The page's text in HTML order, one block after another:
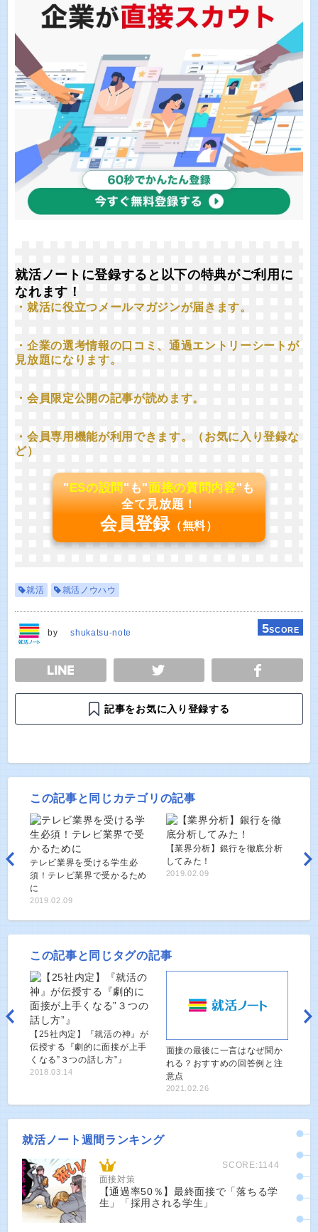
就活ノートに登録すると以下の特典がご利用に
なれます！
・就活に役立つメールマガジンが届きます。
・企業の選考情報の口コミ、通過エントリーシートが
見放題になります。
・会員限定公開の記事が読めます。
・会員専用機能が利用できます。（お気に入り登録な
ど）
"ESの設問"も"面接の質問内容"も
全て見放題！
会員登録 （無料）
就活 就活ノウハウ
by shukatsu-note 5SCORE
TWEET
記事をお気に入り登録する
この記事と同じカテゴリの記事
テレビ業界を受ける学生必
須！テレビ業界で受かるため
に
2019.02.09
【業界分析】銀行を徹底分析
してみた！
2019.02.09
この記事と同じタグの記事
【25社内定】『就活の神』が
伝授する『劇的に面接が上手
くなる”３つの話し方”』
2018.03.14
面接の最後に一言はなぜ聞か
れる？おすすめの回答例と注
意点
2021.02.26
就活ノート週間ランキング
SCORE:1144
面接対策
【通過率50％】最終面接で「落ちる学
生」「採用される学生」